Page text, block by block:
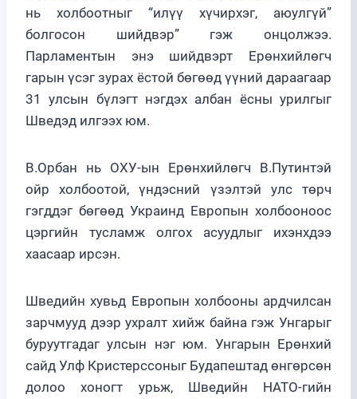
нь холбоотныг “илүү хүчирхэг, аюулгүй”
болгосон шийдвэр” гэж онцолжээ.
Парламентын энэ шийдвэрт Ерөнхийлөгч
гарын үсэг зурах ёстой бөгөөд үүний дараагаар
31 улсын бүлэгт нэгдэх албан ёсны урилгыг
Шведэд илгээх юм.
В.Орбан нь ОХУ-ын Ерөнхийлөгч В.Путинтэй
ойр холбоотой, үндэсний үзэлтэй улс төрч
гэгддэг бөгөөд Украинд Европын холбооноос
цэргийн тусламж олгох асуудлыг ихэнхдээ
хаасаар ирсэн.
Шведийн хувьд Европын холбооны ардчилсан
зарчмууд дээр ухралт хийж байна гэж Унгарыг
буруутгадаг улсын нэг юм. Унгарын Ерөнхий
сайд Улф Кристерссоныг Будапештад өнгөрсөн
долоо хоногт урьж, Шведийн НАТО-гийн